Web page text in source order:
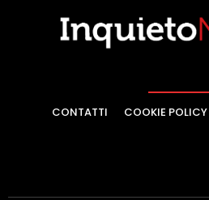
CONTATTI COOKIE POLICY